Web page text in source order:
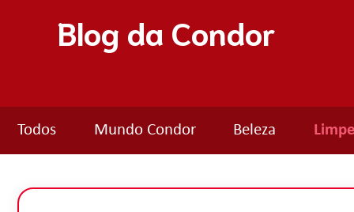
Blog da Condor
Todos Mundo Condor Beleza